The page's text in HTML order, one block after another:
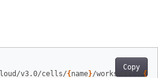
Copy
v3.0/cells/{ name}/worksheets/ {